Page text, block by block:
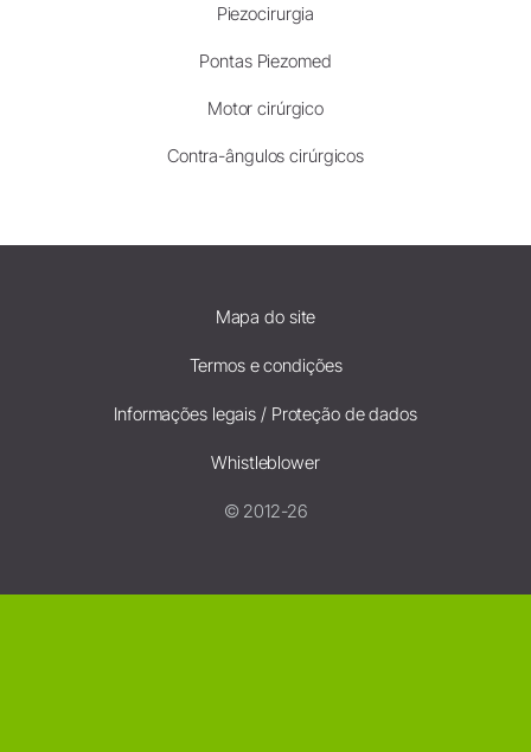
Piezocirurgia
Pontas Piezomed
Motor cirúrgico
Contra-ângulos cirúrgicos
Mapa do site
Termos e condições
Informações legais / Proteção de dados
Whistleblower
© 2012-26